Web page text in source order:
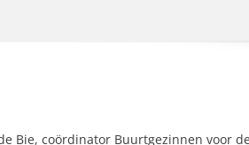
Bie, coördinator Buurtgezinnen voor